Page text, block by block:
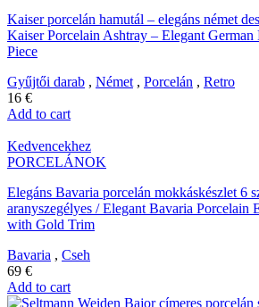
Kaiser porcelán hamutál – elegáns német
Kaiser Porcelain Ashtray – Elegant
Piece
Gyűjtői darab , Német , Porcelán , Retro
16 €
Add to cart
Kedvencekhez
PORCELÁNOK
Elegáns Bavaria porcelán mokkáskészlet 6
aranyszegélyes / Elegant Bavaria Porcelain
with Gold Trim
Bavaria , Cseh
69 €
Add to cart